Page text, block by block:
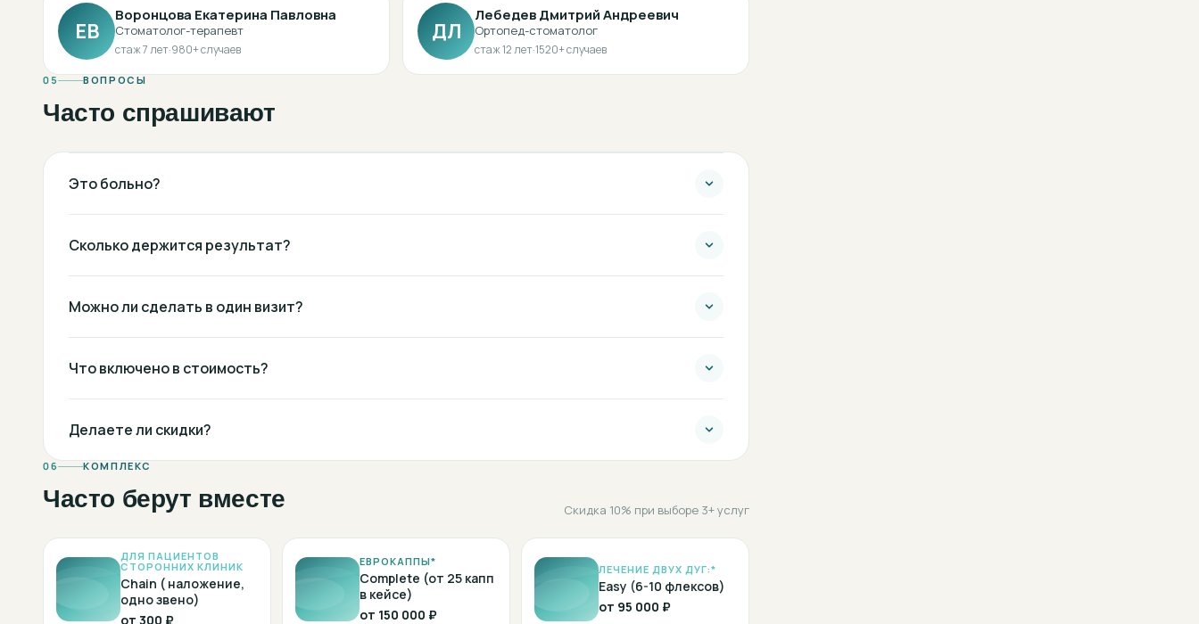
ЕВ
Воронцова Екатерина Павловна
Стоматолог-терапевт
стаж7лет·980+ случаев
ДЛ
Лебедев Дмитрий Андреевич
Ортопед-стоматолог
стаж12лет·1520+ случаев
05 ВОПРОСЫ
Часто спрашивают
Это больно?
Сколько держится результат?
Можно ли сделать в один визит?
Что включено в стоимость?
Делаете ли скидки?
06 КОМПЛЕКС
Часто берут вместе Скидка 10% при выборе 3+ услуг
ДЛЯ ПАЦИЕНТОВ
СТОРОННИХ КЛИНИК
Chain ( наложение,
одно звено)
от 300 ₽
ЕВРОКАППЫ*
Complete (от 25 капп
в кейсе)
от 150 000 ₽
ЛЕЧЕНИЕ ДВУХ ДУГ:*
Easy (6-10 флексов)
от 95 000 ₽